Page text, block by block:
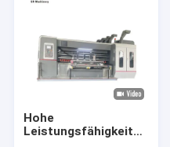
Hohe
Leistungsfähigkeits-